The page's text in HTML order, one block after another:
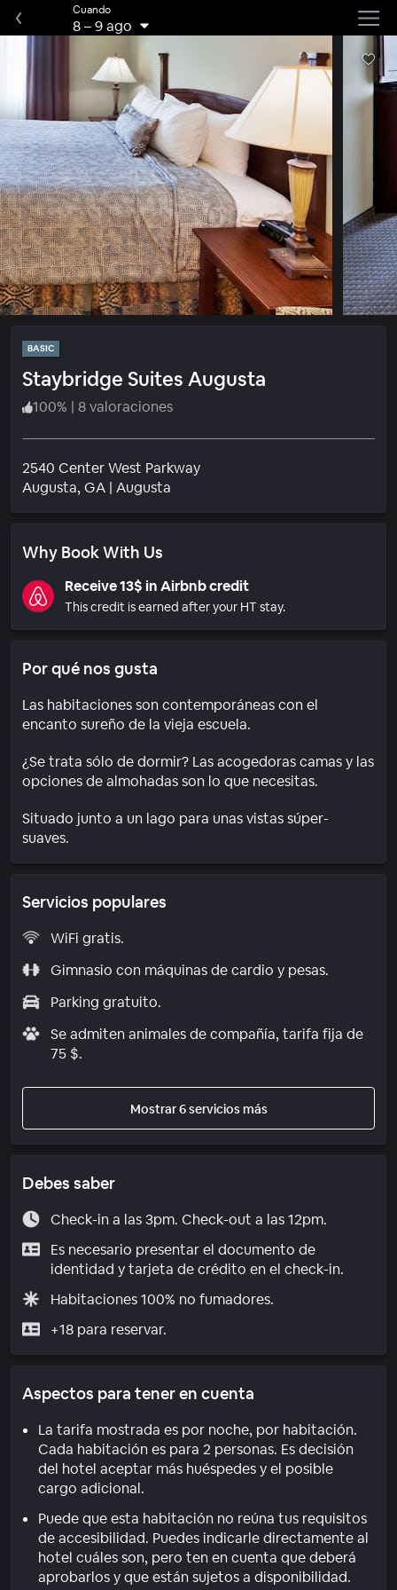
Cuando
8–9 ago
BASIC
Staybridge Suites Augusta
100% | 8 valoraciones
2540 Center West Parkway
Augusta, GA | Augusta
Why Book With Us
Receive 13$ in Airbnb credit
This credit is earned after your HT stay.
Por qué nos gusta
Las habitaciones son contemporáneas con el
encanto sureño de la vieja escuela.
¿Se trata sólo de dormir? Las acogedoras camas y las
opciones de almohadas son lo que necesitas.
Situado junto a un lago para unas vistas súper-
suaves.
Servicios populares
WiFi gratis.
Gimnasio con máquinas de cardio y pesas.
Parking gratuito.
Se admiten animales de compañía, tarifa fija de
75 $.
Mostrar 6 servicios más
Debes saber
Check-in a las 3pm. Check-out a las 12pm.
Es necesario presentar el documento de
identidad y tarjeta de crédito en el check-in.
Habitaciones 100% no fumadores.
+18 para reservar.
Aspectos para tener en cuenta
La tarifa mostrada es por noche, por habitación.
Cada habitación es para 2 personas. Es decisión
del hotel aceptar más huéspedes y el posible
cargo adicional.
Puede que esta habitación no reúna tus requisitos
de accesibilidad. Puedes indicarle directamente al
hotel cuáles son, pero ten en cuenta que deberá
aprobarlos y que están sujetos a disponibilidad.